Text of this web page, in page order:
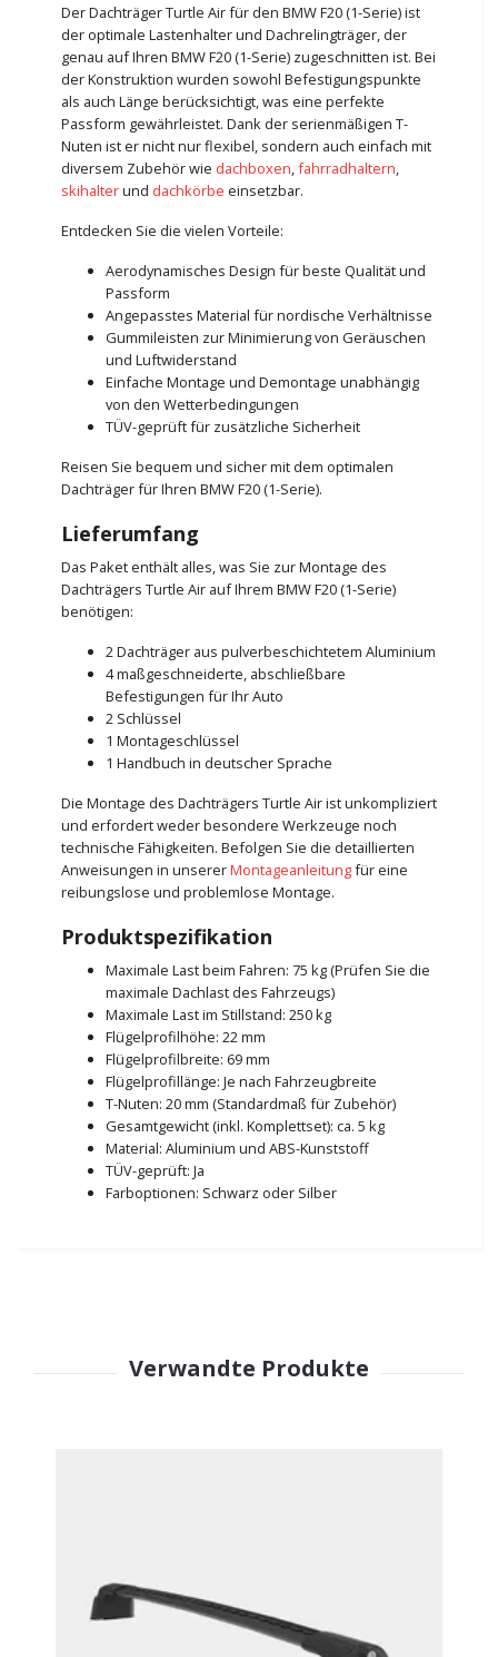
Der Dachträger Turtle Air für den BMW F20 (1-Serie) ist
der optimale Lastenhalter und Dachrelingträger, der
genau auf Ihren BMW F20 (1-Serie) zugeschnitten ist. Bei
der Konstruktion wurden sowohl Befestigungspunkte
als auch Länge berücksichtigt, was eine perfekte
Passform gewährleistet. Dank der serienmäßigen T-
Nuten ist er nicht nur flexibel, sondern auch einfach mit
diversem Zubehör wie dachboxen,fahrradhaltern,
skihalterund dachkörbe einsetzbar.
Entdecken Sie die vielen Vorteile:
Aerodynamisches Design für beste Qualität und
Passform
Angepasstes Material für nordische Verhältnisse
Gummileisten zur Minimierung von Geräuschen
und Luftwiderstand
Einfache Montage und Demontage unabhängig
von den Wetterbedingungen
TÜV-geprüft für zusätzliche Sicherheit
Reisen Sie bequem und sicher mit dem optimalen
Dachträger für Ihren BMW F20 (1-Serie).
Lieferumfang
Das Paket enthält alles, was Sie zur Montage des
Dachträgers Turtle Air auf Ihrem BMW F20 (1-Serie)
benötigen:
2 Dachträger aus pulverbeschichtetem Aluminium
4 maßgeschneiderte, abschließbare
Befestigungen für Ihr Auto
2 Schlüssel
1 Montageschlüssel
1 Handbuch in deutscher Sprache
Die Montage des Dachträgers Turtle Air ist unkompliziert
und erfordert weder besondere Werkzeuge noch
technische Fähigkeiten. Befolgen Sie die detaillierten
Anweisungen in unsererMontageanleitungfür eine
reibungslose und problemlose Montage.
Produktspezifikation
Maximale Last beim Fahren: 75 kg (Prüfen Sie die
maximale Dachlast des Fahrzeugs)
Maximale Last im Stillstand: 250 kg
Flügelprofilhöhe: 22 mm
Flügelprofilbreite: 69 mm
Flügelprofillänge: Je nach Fahrzeugbreite
T-Nuten: 20 mm (Standardmaß für Zubehör)
Gesamtgewicht (inkl. Komplettset): ca. 5 kg
Material: Aluminium und ABS-Kunststoff
TÜV-geprüft: Ja
Farboptionen: Schwarz oder Silber